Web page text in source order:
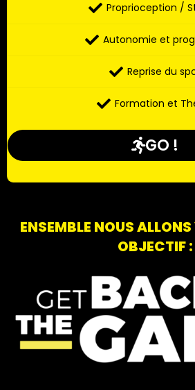
Proprioception /
Autonomie et
Reprise du
Formation et
GO !
ENSEMBLE NOUS ALLONS
OBJECTIF :